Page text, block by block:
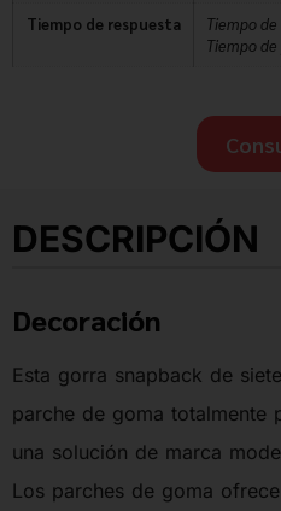
Tiempo de respuesta
Tiempo
Tiempo
DESCRIPCIÓN
Decoración
Esta gorra snapback de
parche de goma totalmente
una solución de marca
Los parches de goma